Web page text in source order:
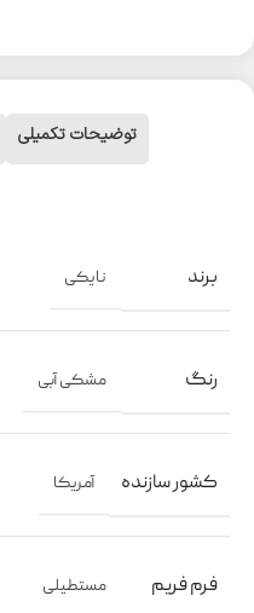
توضیحات تکمیلی
برند نایکی
رنگ مشکی آبی
کشور سازنده آمریکا
فرم فریم مستطیلی